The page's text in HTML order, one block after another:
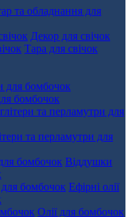
та обладнання для
Декор для свічок
Тара для свічок
бомбочок
та перламутри для
Віддушки
Ефірні олії
Олії для бомбочок